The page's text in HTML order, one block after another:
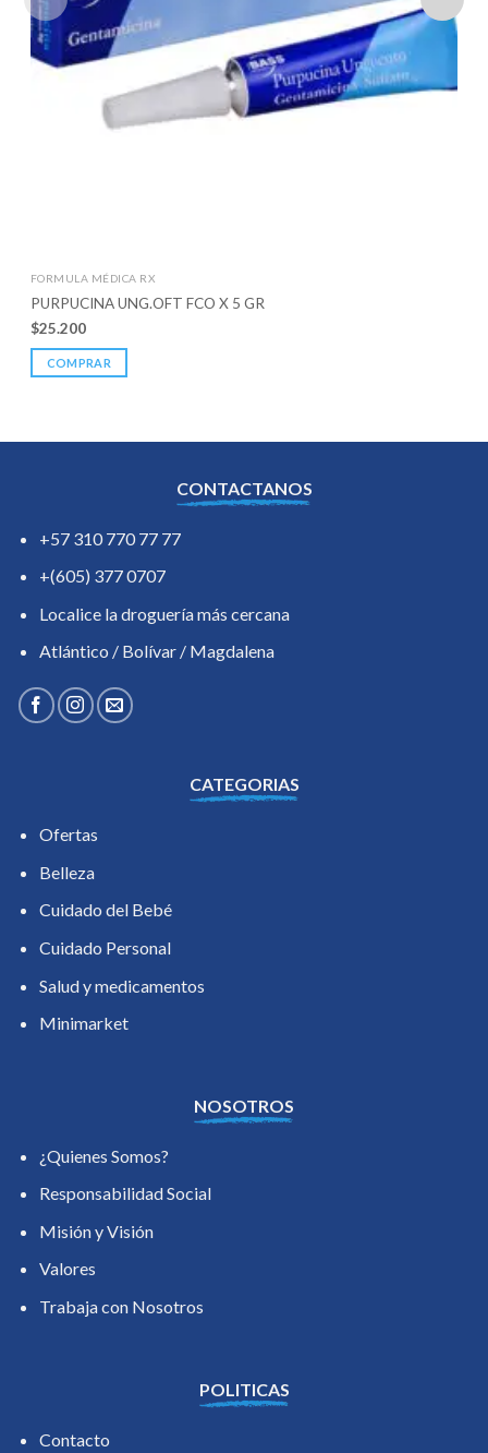
FORMULA MÉDICA RX
PURPUCINA UNG.OFT FCO X 5 GR
$25.200
COMPRAR
CONTACTANOS
+57 310 770 77 77
+(605) 377 0707
Localice la droguería más cercana
Atlántico / Bolívar / Magdalena
CATEGORIAS
Ofertas
Belleza
Cuidado del Bebé
Cuidado Personal
Salud y medicamentos
Minimarket
NOSOTROS
¿Quienes Somos?
Responsabilidad Social
Misión y Visión
Valores
Trabaja con Nosotros
POLITICAS
Contacto